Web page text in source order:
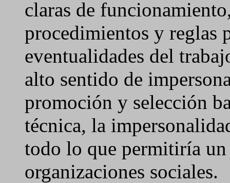
claras de
procedimientos y reglas
eventualidades del
alto sentido de
promoción y selección
técnica, la
todo lo que permitiría
organizaciones sociales.